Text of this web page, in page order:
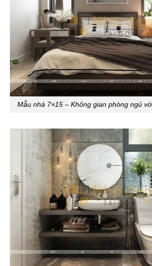
Mẫu nhà 7×15 – Không gian phòng ngủ